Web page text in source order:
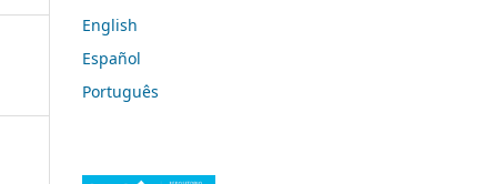
English
Español
Português